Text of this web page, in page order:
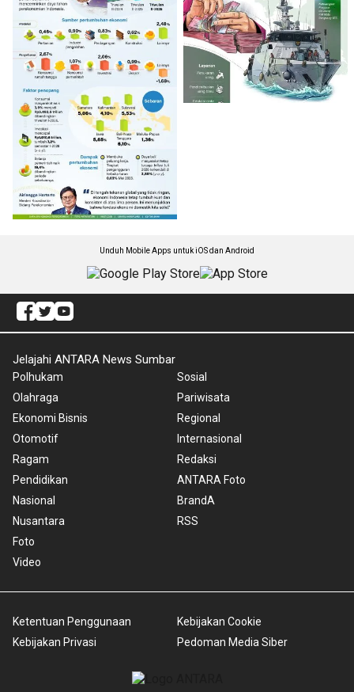
Unduh Mobile Apps untuk iOS dan Android
Jelajahi ANTARA News Sumbar
Polhukam
Olahraga
Ekonomi Bisnis
Otomotif
Ragam
Pendidikan
Nasional
Nusantara
Foto
Video
Sosial
Pariwisata
Regional
Internasional
Redaksi
ANTARA Foto
BrandA
RSS
Ketentuan Penggunaan
Kebijakan Privasi
Kebijakan Cookie
Pedoman Media Siber